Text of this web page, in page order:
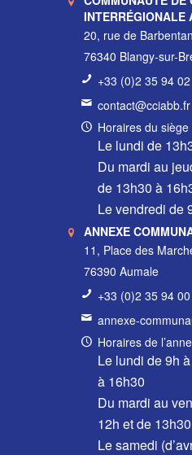
INTERRÉGIONALE
20, rue de
76340 Blangy-sur-
+33 (0)2 35 94
contact@cciabb.fr
Horaires du siège
Le lundi de
Du mardi au
de 13h30 à
Le vendredi de
ANNEXE
11, Place des
76390 Aumale
+33 (0)2 35 94
annexe-
Horaires de
Le lundi de 9h
à 16h30
Du mardi au
12h et de
Le samedi